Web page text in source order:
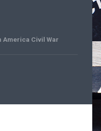
America Civil War